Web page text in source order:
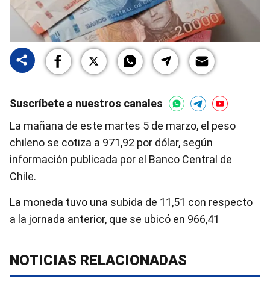
Suscríbete a nuestros canales
La mañana de este martes 5 de marzo, el peso
chileno se cotiza a 971,92 por dólar, según
información publicada por el Banco Central de
Chile.
La moneda tuvo una subida de 11,51 con respecto
a la jornada anterior, que se ubicó en 966,41
NOTICIAS RELACIONADAS